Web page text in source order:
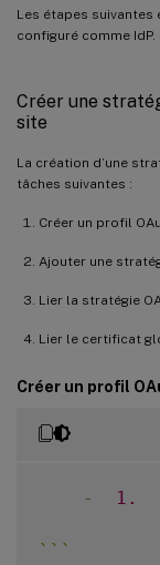
Les étapes
configuré comme IdP.
Créer une
site
La création d’une
tâches suivantes :
Créer un profil
Ajouter une
Lier la stratégie
Lier le certificat
Créer un profil
- 1.
` ` `